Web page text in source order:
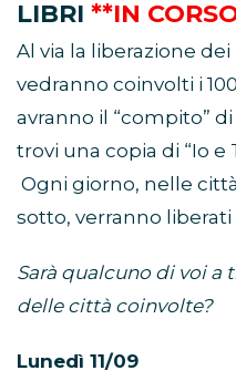
LIBRI **IN
Al via la liberazione
vedranno coinvolti i
avranno il “compito”
trovi una copia di “Io
Ogni giorno, nelle
sotto, verranno liberati
Sarà qualcuno di voi a
delle città coinvolte?
Lunedì 11/09